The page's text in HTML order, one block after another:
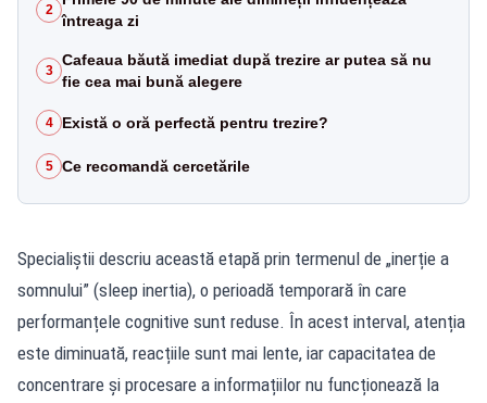
2
întreaga zi
3
Cafeaua băută imediat după trezire ar putea să nu
fie cea mai bună alegere
4 Există o oră perfectă pentru trezire?
5 Ce recomandă cercetările
Specialiștii descriu această etapă prin termenul de „inerție a
somnului” (sleep inertia), o perioadă temporară în care
performanțele cognitive sunt reduse. În acest interval, atenția
este diminuată, reacțiile sunt mai lente, iar capacitatea de
concentrare și procesare a informațiilor nu funcționează la